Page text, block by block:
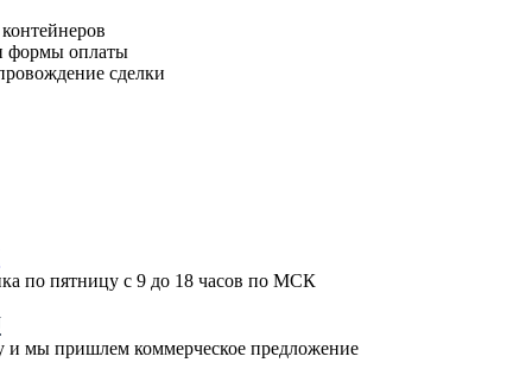
формы оплаты
сделки
по пятницу с 9 до 18 часов по МСК
мы пришлем коммерческое предложение